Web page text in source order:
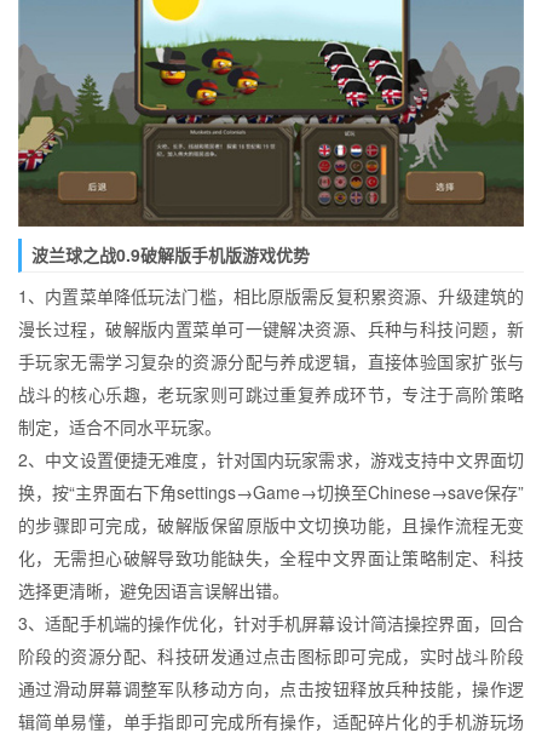
波兰球之战0.9破解版手机版游戏优势
1、内置菜单降低玩法门槛，相比原版需反复积累资源、升级建筑的
漫长过程，破解版内置菜单可一键解决资源、兵种与科技问题，新
手玩家无需学习复杂的资源分配与养成逻辑，直接体验国家扩张与
战斗的核心乐趣，老玩家则可跳过重复养成环节，专注于高阶策略
制定，适合不同水平玩家。
2、中文设置便捷无难度，针对国内玩家需求，游戏支持中文界面切
换，按“主界面右下角settings→Game→切换至Chinese→save保存”
的步骤即可完成，破解版保留原版中文切换功能，且操作流程无变
化，无需担心破解导致功能缺失，全程中文界面让策略制定、科技
选择更清晰，避免因语言误解出错。
3、适配手机端的操作优化，针对手机屏幕设计简洁操控界面，回合
阶段的资源分配、科技研发通过点击图标即可完成，实时战斗阶段
通过滑动屏幕调整军队移动方向，点击按钮释放兵种技能，操作逻
辑简单易懂，单手指即可完成所有操作，适配碎片化的手机游玩场